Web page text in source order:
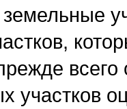
участков